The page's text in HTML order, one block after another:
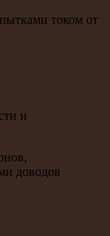
током от
и
доводов